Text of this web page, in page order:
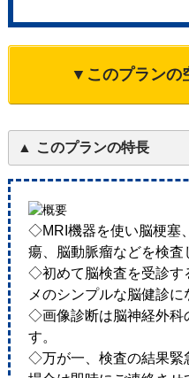
▼このプランの
このプランの特長
◇MRI機器を使い脳梗塞
瘍、脳動脈瘤などを検査
◇初めて脳検査を受診す
メのシンプルな脳健診に
◇画像診断は脳神経外科
す。
◇万が一、検査の結果緊